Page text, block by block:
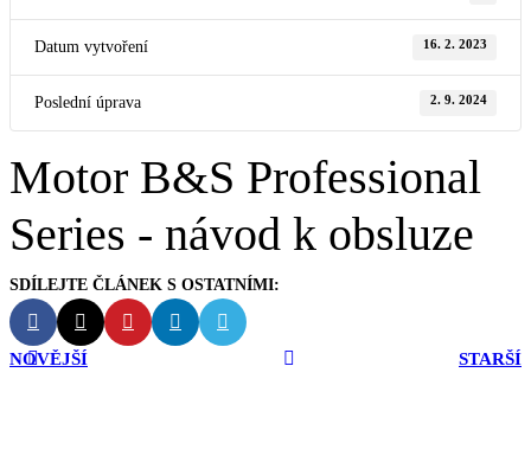
Datum vytvoření 16. 2. 2023
Poslední úprava 2. 9. 2024
Motor B&S Professional
Series - návod k obsluze
NOVĚJŠÍ STARŠÍ